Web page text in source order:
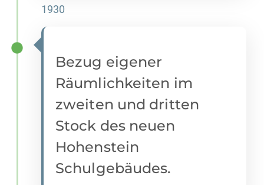
1930
Bezug eigener
Räumlichkeiten im
zweiten und dritten
Stock des neuen
Hohenstein
Schulgebäudes.